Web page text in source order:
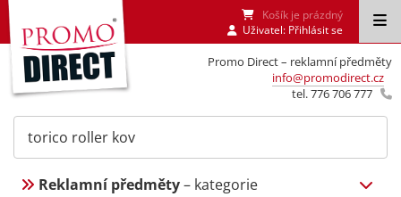
Promo Direct – reklamní předměty
info@promodirect.cz
tel. 776 706 777
Košík je prázdný
Uživatel: Přihlásit se
Reklamní předměty– kategorie